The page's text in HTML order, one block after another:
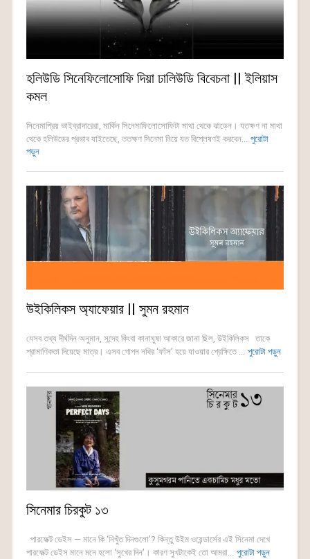
হলিউডি সিনেফিলোসোফি দিয়া ঢালিউডি বিবেচনা || ইলিয়াস
কমল
সিনেমাপ্রিয় ভাইব্রাদারেরা, মার্কিন সিনেমাফিলোসোফিটা মাথা থেকে ঝাড়েন। যতক্ষণ না মাথা
থেকে হলিউডের প্রভাব যাইতেছে, ততক্ষণ সিনেমা নিয়ে যত বিশ্লেষণই করবেন... পুরোটা
পড়ুন
উইকিলিকস অ্যাফেয়ার || সুমন রহমান
যেসব তথ্য দীর্ঘদিন অনুমান, সন্দেহ কিংবা কানাঘুষা আকারে জানা ছিল, উইকিলিকস তাকে
প্রামাণিকতা দিয়েছে মাত্র। এসব গোপন নথির ‘ফাঁস’ হয়ে যাওয়ার প্রেক্ষিতে ... পুরোটা পড়ুন
সিনেমার চিরকুট ১৩
পারফেক্ট ডেইস — মানে কি ‘নিখুঁত দিনগুলো’? কিন্তু উইম ওয়েন্ডার্সের এই সিনেমা দেখে
পারফেক্ট ডেইস মানে মনে হলো ‘সুখের দিন’। কারণ সুখটাকেই তো আমরা... পুরোটা পড়ুন